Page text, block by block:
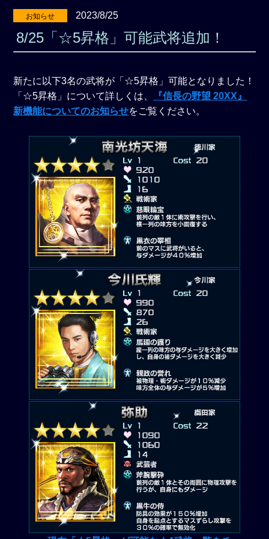
お知らせ 2023/8/25
8/25「☆5昇格」可能武将追加！
新たに以下3名の武将が「☆5昇格」可能となりました！
「☆5昇格」について詳しくは、
『信長の野望 20XX』
新機能についてのお知らせをご覧ください。